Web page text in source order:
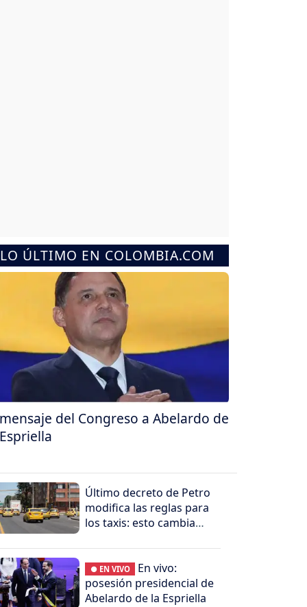
LO ÚLTIMO EN COLOMBIA.COM
del Congreso a Abelardo de
Último decreto de Petro
modifica las reglas para
los taxis: esto cambia
propietarios
● EN VIVO
En vivo:
posesión presidencial de
Abelardo de la Espriella